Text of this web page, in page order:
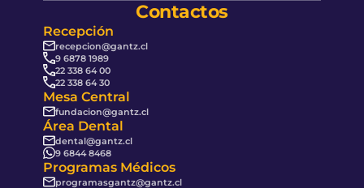
Contactos
Recepción
recepcion@gantz.cl
9 6878 1989
22 338 64 00
22 338 64 30
Mesa Central
fundacion@gantz.cl
Área Dental
dental@gantz.cl
9 6844 8468
Programas Médicos
programasgantz@gantz.cl